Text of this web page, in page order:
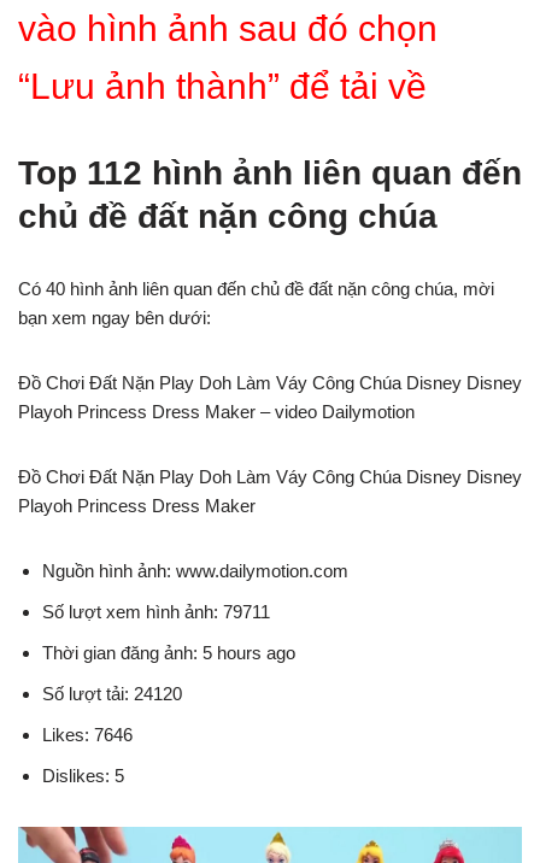
vào hình ảnh sau đó chọn
“Lưu ảnh thành” để tải về
Top 112 hình ảnh liên quan đến
chủ đề đất nặn công chúa
Có 40 hình ảnh liên quan đến chủ đề đất nặn công chúa, mời
bạn xem ngay bên dưới:
Đồ Chơi Đất Nặn Play Doh Làm Váy Công Chúa Disney Disney
Playoh Princess Dress Maker – video Dailymotion
Đồ Chơi Đất Nặn Play Doh Làm Váy Công Chúa Disney Disney
Playoh Princess Dress Maker
Nguồn hình ảnh: www.dailymotion.com
Số lượt xem hình ảnh: 79711
Thời gian đăng ảnh: 5 hours ago
Số lượt tải: 24120
Likes: 7646
Dislikes: 5